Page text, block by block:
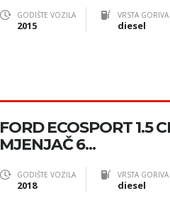
GODIŠTE VOZILA
2015
VRSTA GORIVA
diesel
FORD ECOSPORT 1.5
MJENJAČ 6...
GODIŠTE VOZILA
2018
VRSTA GORIVA
diesel